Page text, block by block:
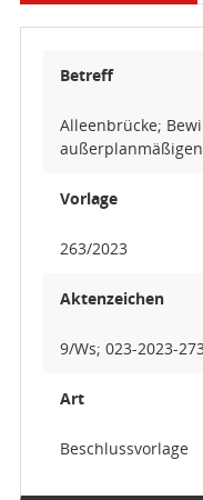
Betreff
Alleenbrücke;
Vorlage
263/2023
Aktenzeichen
9/Ws; 023-2023-
Art
Beschlussvorlage